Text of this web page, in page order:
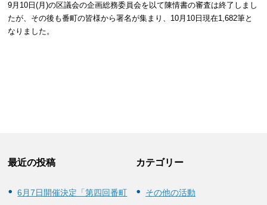
9月10日(月)の区議会の企画総務委員会を以て陳情書の審査は終了しまし
たが、その後も番町の皆様から署名が集まり、10月10日現在1,682筆と
なりました。
最近の投稿
6月7日開催決定「第四回番町
カテゴリー
その他の活動